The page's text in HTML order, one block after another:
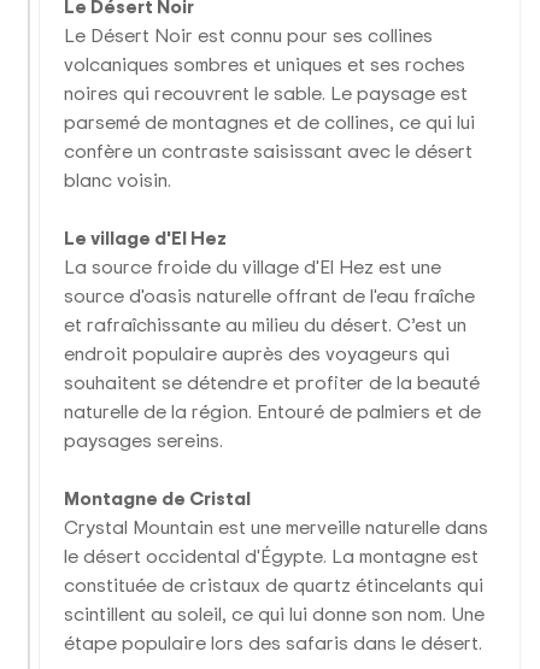
Le Désert Noir
Le Désert Noir est connu pour ses collines
volcaniques sombres et uniques et ses roches
noires qui recouvrent le sable. Le paysage est
parsemé de montagnes et de collines, ce qui lui
confère un contraste saisissant avec le désert
blanc voisin.
Le village d'El Hez
La source froide du village d'El Hez est une
source d'oasis naturelle offrant de l'eau fraîche
et rafraîchissante au milieu du désert. C’est un
endroit populaire auprès des voyageurs qui
souhaitent se détendre et profiter de la beauté
naturelle de la région. Entouré de palmiers et de
paysages sereins.
Montagne de Cristal
Crystal Mountain est une merveille naturelle dans
le désert occidental d'Égypte. La montagne est
constituée de cristaux de quartz étincelants qui
scintillent au soleil, ce qui lui donne son nom. Une
étape populaire lors des safaris dans le désert.